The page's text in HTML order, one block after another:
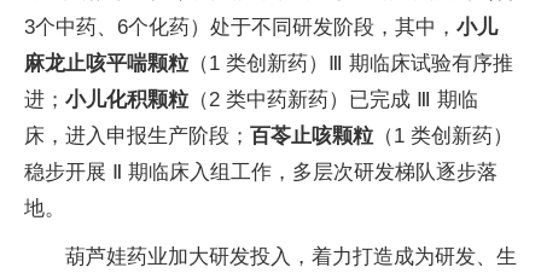
3个中药、6个化药）处于不同研发阶段，其中， 小儿
麻龙止咳平喘颗粒 （1 类创新药）Ⅲ 期临床试验有序推
进； 小儿化积颗粒 （2 类中药新药）已完成 Ⅲ 期临
床，进入申报生产阶段； 百苓止咳颗粒 （1 类创新药）
稳步开展 Ⅱ 期临床入组工作，多层次研发梯队逐步落
地。
葫芦娃药业加大研发投入，着力打造成为研发、生